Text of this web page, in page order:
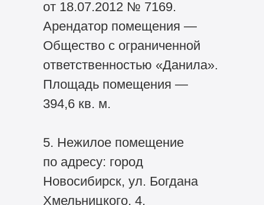
от 18.07.2012 № 7169.
Арендатор помещения —
Общество с ограниченной
ответственностью «Данила».
Площадь помещения —
394,6 кв. м.
5. Нежилое помещение
по адресу: город
Новосибирск, ул. Богдана
Хмельницкого, 4.